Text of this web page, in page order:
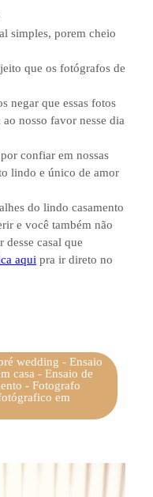
simples, porem cheio
que os fotógrafos de
negar que essas fotos
nosso favor nesse dia
confiar em nossas
lindo e único de amor
do lindo casamento
e você também não
desse casal que
aqui pra ir direto no
wedding - Ensaio
casa - Ensaio de
- Fotografo
em